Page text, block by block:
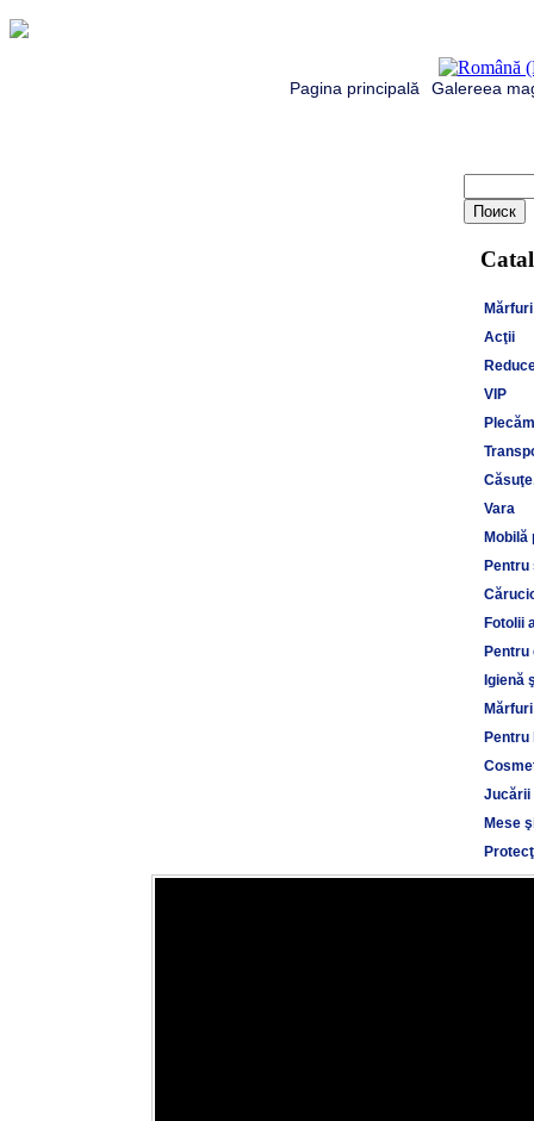
Pagina principală Galereea
Acţii
VIP
Vara
Mobilă
Pentru
Fotolii
Igienă
Pentru
Jucării
Mese